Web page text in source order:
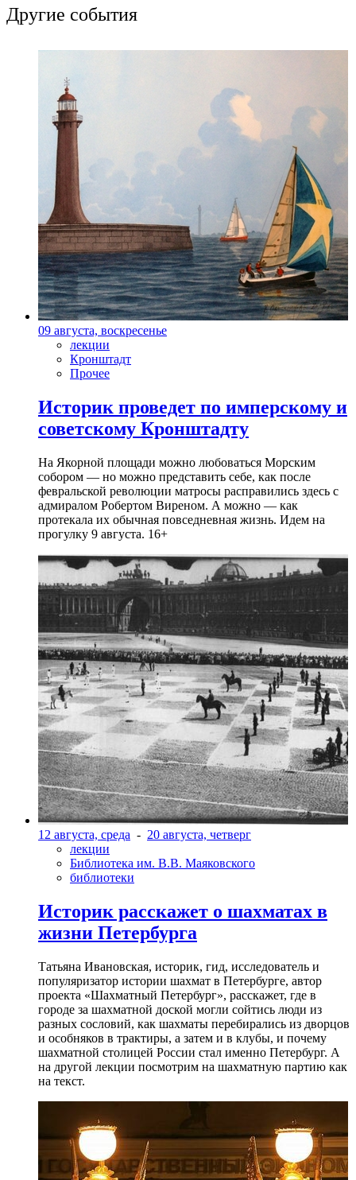
Другие события
09 августа, воскресенье
лекции
Кронштадт
Прочее
Историк проведет по имперскому и
советскому Кронштадту
На Якорной площади можно любоваться Морским
собором — но можно представить себе, как после
февральской революции матросы расправились здесь с
адмиралом Робертом Виреном. А можно — как
протекала их обычная повседневная жизнь. Идем на
прогулку 9 августа. 16+
12 августа, среда - 20 августа, четверг
лекции
Библиотека им. В.В. Маяковского
библиотеки
Историк расскажет о шахматах в
жизни Петербурга
Татьяна Ивановская, историк, гид, исследователь и
популяризатор истории шахмат в Петербурге, автор
проекта «Шахматный Петербург», расскажет, где в
городе за шахматной доской могли сойтись люди из
разных сословий, как шахматы перебирались из дворцов
и особняков в трактиры, а затем и в клубы, и почему
шахматной столицей России стал именно Петербург. А
на другой лекции посмотрим на шахматную партию как
на текст.